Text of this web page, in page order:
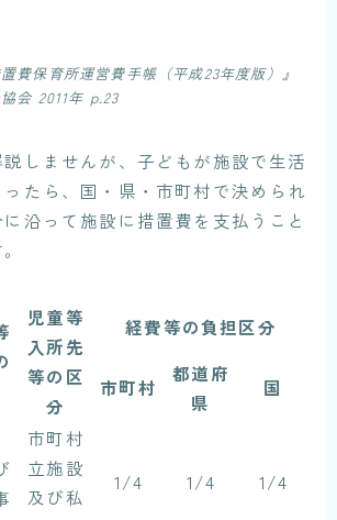
置費保育所運営費手帳（平成23年度版）』
会 2011年 p.23
しませんが、子どもが施設で生活
たら、国・県・市町村で決められ
沿って施設に措置費を支払うこと
児童等
入所先
等の区
分
経費等の負担区分
市町村
都道府
県
国
市町村
立施設
及び私
1/4 1/4 1/4